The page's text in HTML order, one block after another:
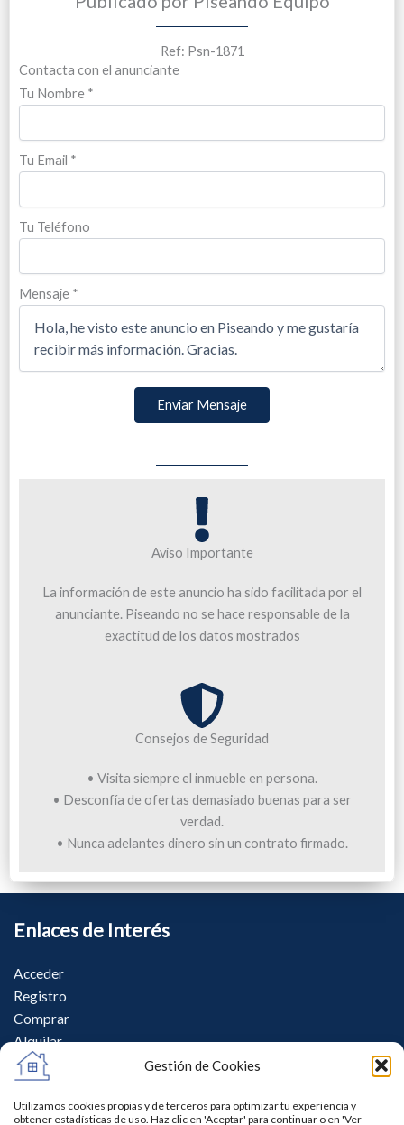
Gestión de Cookies
Utilizamos cookies propias y de terceros para optimizar tu experiencia y
obtener estadísticas de uso. Haz clic en 'Aceptar' para continuar o en 'Ver
Ref: Psn-1871
Contacta con el anunciante
Tu Nombre *
Tu Email *
Tu Teléfono
Mensaje *
Enviar Mensaje
Aviso Importante
La información de este anuncio ha sido facilitada por el
anunciante. Piseando no se hace responsable de la
exactitud de los datos mostrados
Consejos de Seguridad
• Visita siempre el inmueble en persona.
• Desconfía de ofertas demasiado buenas para ser
verdad.
• Nunca adelantes dinero sin un contrato firmado.
Enlaces de Interés
Acceder
Registro
Comprar
Alquilar
Legal
Quiénes Somos